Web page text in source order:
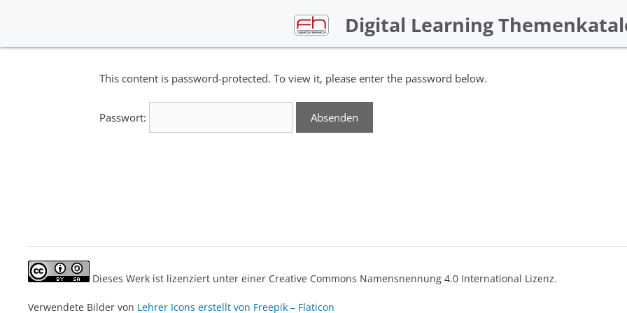
Digital Learning
This content is password-protected. To view it, please enter the password below.
Passwort:
Dieses Werk ist lizenziert unter einer Creative Commons Namensnennung 4.0 International Lizenz.
Verwendete Bilder von Lehrer Icons erstellt von Freepik – Flaticon